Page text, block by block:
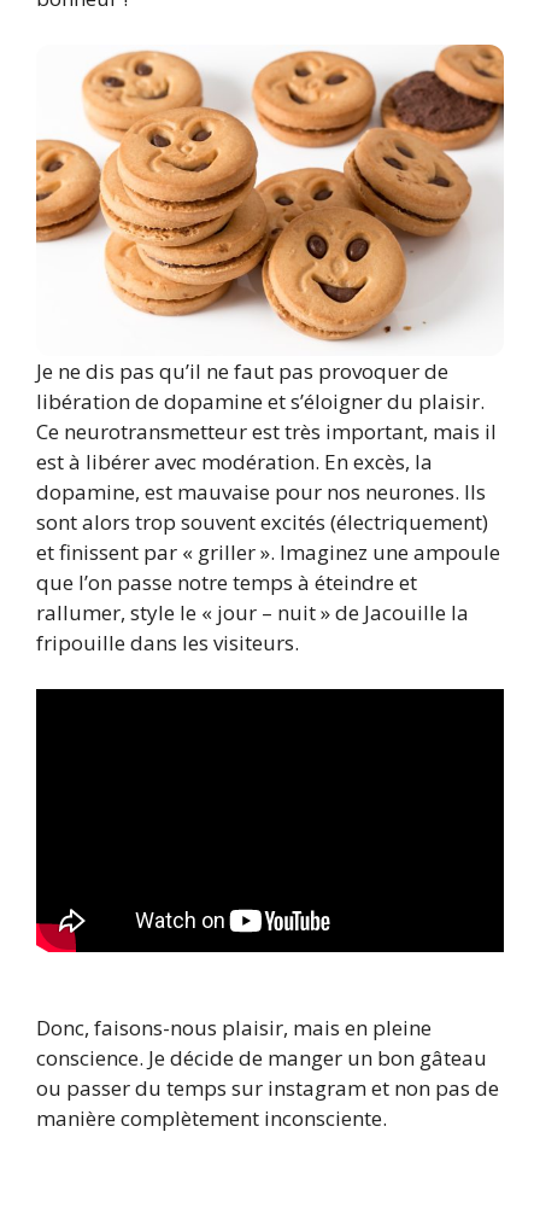
Je ne dis pas qu’il ne faut pas provoquer de
libération de dopamine et s’éloigner du plaisir.
Ce neurotransmetteur est très important, mais il
est à libérer avec modération. En excès, la
dopamine, est mauvaise pour nos neurones. Ils
sont alors trop souvent excités (électriquement)
et finissent par « griller ». Imaginez une ampoule
que l’on passe notre temps à éteindre et
rallumer, style le « jour – nuit » de Jacouille la
fripouille dans les visiteurs.
Donc, faisons-nous plaisir, mais en pleine
conscience. Je décide de manger un bon gâteau
ou passer du temps sur instagram et non pas de
manière complètement inconsciente.